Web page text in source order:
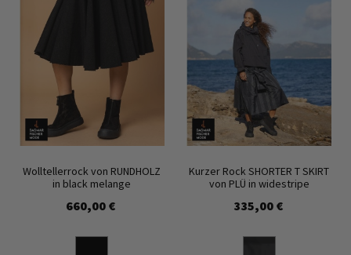
Wolltellerrock von RUNDHOLZ
in black melange
660,00 €
Kurzer Rock SHORTER T SKIRT
von PLÜ in widestripe
335,00 €